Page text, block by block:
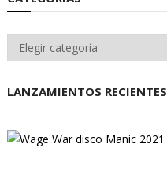
Categorías
LANZAMIENTOS RECIENTES